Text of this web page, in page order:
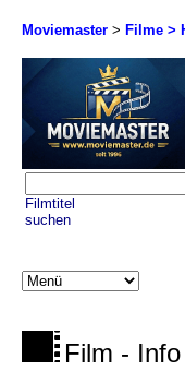
Moviemaster > Filme >
Filmtitel
suchen
Film - Info